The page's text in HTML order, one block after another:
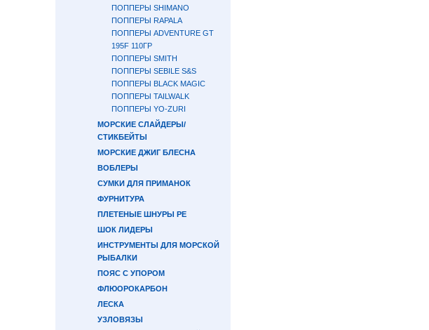
ПОППЕРЫ SHIMANO
ПОППЕРЫ RAPALA
ПОППЕРЫ ADVENTURE GT
195F 110ГР
ПОППЕРЫ SMITH
ПОППЕРЫ SEBILE S&S
ПОППЕРЫ BLACK MAGIC
ПОППЕРЫ TAILWALK
ПОППЕРЫ YO-ZURI
МОРСКИЕ СЛАЙДЕРЫ/
СТИКБЕЙТЫ
МОРСКИЕ ДЖИГ БЛЕСНА
ВОБЛЕРЫ
СУМКИ ДЛЯ ПРИМАНОК
ФУРНИТУРА
ПЛЕТЕНЫЕ ШНУРЫ PE
ШОК ЛИДЕРЫ
ИНСТРУМЕНТЫ ДЛЯ МОРСКОЙ
РЫБАЛКИ
ПОЯС С УПОРОМ
ФЛЮОРОКАРБОН
ЛЕСКА
УЗЛОВЯЗЫ